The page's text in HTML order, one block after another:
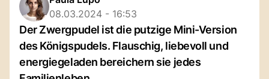
08.03.2024 - 16:53
Der Zwergpudel ist die putzige Mini-Version
des Königspudels. Flauschig, liebevoll und
energiegeladen bereichern sie jedes